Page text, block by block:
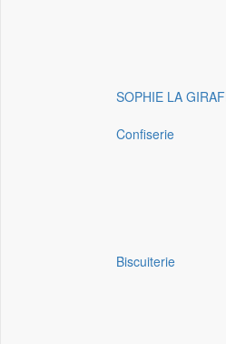
SOPHIE LA
Confiserie
Biscuiterie